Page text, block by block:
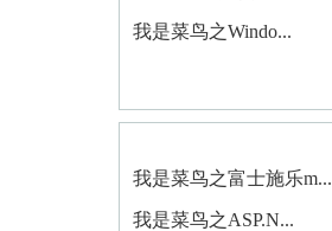
我是菜鸟之Windo...
我是菜鸟之富士施乐m...
我是菜鸟之ASP.N...